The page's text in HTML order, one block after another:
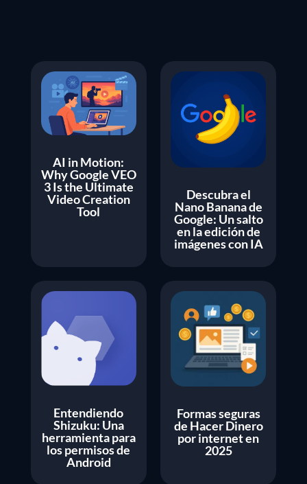
AI in Motion:
Why Google VEO
3 Is the Ultimate
Video Creation
Tool
Descubra el
Nano Banana de
Google: Un salto
en la edición de
imágenes con IA
Entendiendo
Shizuku: Una
herramienta para
los permisos de
Android
Formas seguras
de Hacer Dinero
por internet en
2025